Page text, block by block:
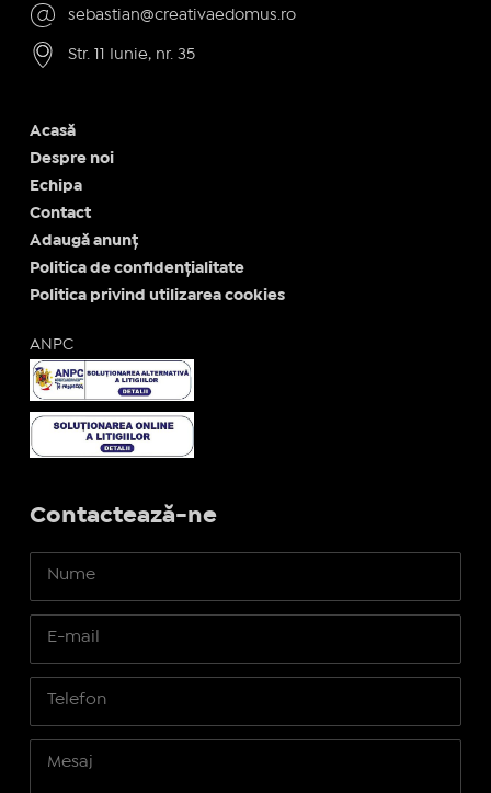
sebastian@creativaedomus.ro
Str. 11 Iunie, nr. 35
Acasă
Despre noi
Echipa
Contact
Adaugă anunț
Politica de confidențialitate
Politica privind utilizarea cookies
ANPC
Contactează-ne